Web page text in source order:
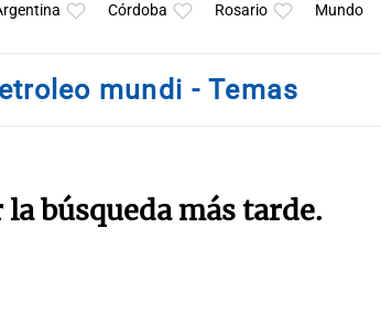
Córdoba Rosario Mundo
mundi - Temas
búsqueda más tarde.